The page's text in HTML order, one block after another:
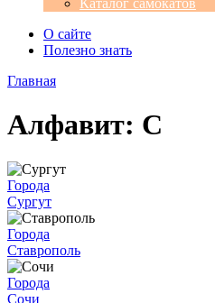
Каталог самокатов
О сайте
Полезно знать
Главная
Алфавит: С
Города
Сургут
Города
Ставрополь
Города
Сочи